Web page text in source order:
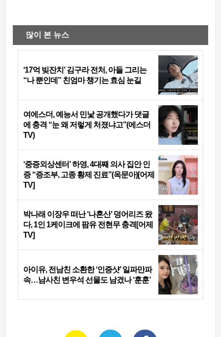
많이 본 뉴스
‘17억 빚잔치’ 김구라 전처, 아들 그리는
“나 뿐인데” 친엄마 챙기는 효심 눈길
여에스더, 예능서 민낯 공개했다가 댓글
에 충격 “눈 왜 저렇게 처졌냐고”(에스더
TV)
‘중증외상센터’ 하영, 4대째 의사 집안 인
증 “증조부, 고종 황제 진료”(옥문아)[어제
TV]
박나래 이장우 떠난 ‘나혼산’ 덩어리즈 왔
다, 1인 1케이크에 팜유 전현무 충격[어제
TV]
아이유, 전남친 소환한 ‘인증샷’ 일파만파
속…남사친 변우석 선물도 남겼나 ‘훈훈’